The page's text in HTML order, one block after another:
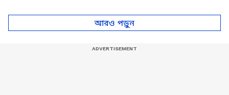
Health Tips
আরও পড়ুন